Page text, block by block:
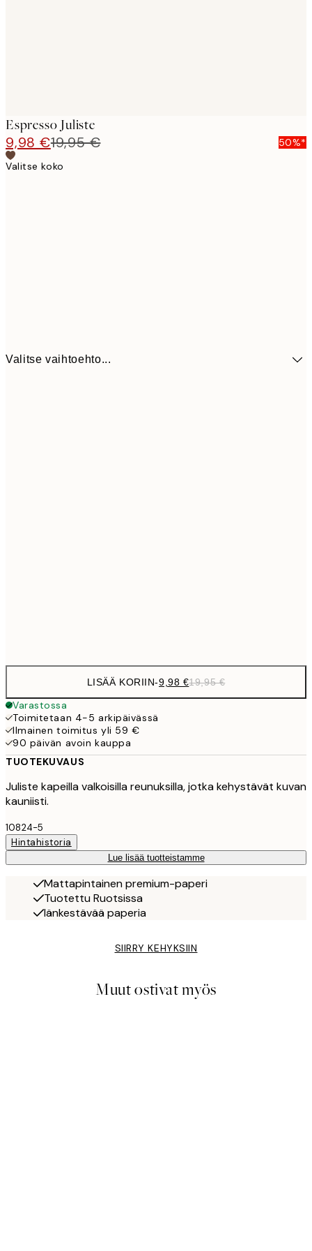
Espresso Juliste
9,98 €19,95 €
50%*
Valitse koko
Valitse vaihtoehto...
LISÄÄ KORIIN-9,98 €19,95 €
Varastossa
Toimitetaan 4-5 arkipäivässä
Ilmainen toimitus yli 59 €
90 päivän avoin kauppa
TUOTEKUVAUS
Juliste kapeilla valkoisilla reunuksilla, jotka kehystävät kuvan
kauniisti.
10824-5
Hintahistoria
Lue lisää tuotteistamme
Mattapintainen premium-paperi
Tuotettu Ruotsissa
Iänkestävää paperia
SIIRRY KEHYKSIIN
Muut ostivat myös